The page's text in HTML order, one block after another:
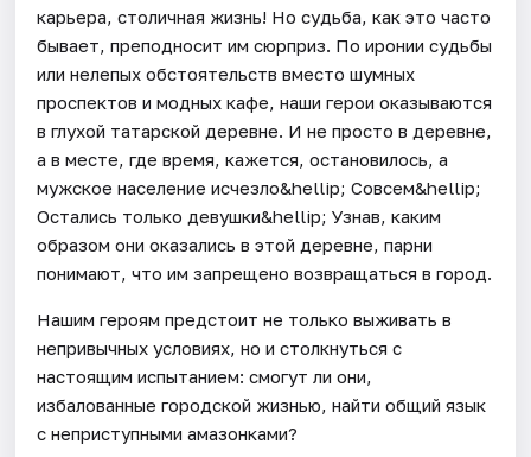
карьера, столичная жизнь! Но судьба, как это часто
бывает, преподносит им сюрприз. По иронии судьбы
или нелепых обстоятельств вместо шумных
проспектов и модных кафе, наши герои оказываются
в глухой татарской деревне. И не просто в деревне,
а в месте, где время, кажется, остановилось, а
мужское население исчезло&hellip; Совсем&hellip;
Остались только девушки&hellip; Узнав, каким
образом они оказались в этой деревне, парни
понимают, что им запрещено возвращаться в город.
Нашим героям предстоит не только выживать в
непривычных условиях, но и столкнуться с
настоящим испытанием: смогут ли они,
избалованные городской жизнью, найти общий язык
с неприступными амазонками?